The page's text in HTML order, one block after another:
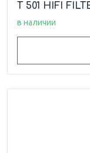
T 501 HIFI
в наличии